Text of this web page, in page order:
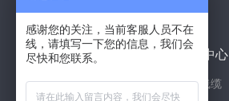
关于我们
公司简介
产品中心
高温线缆
感谢您的关注，当前客服人员不在
线，请填写一下您的信息，我们会
尽快和您联系。